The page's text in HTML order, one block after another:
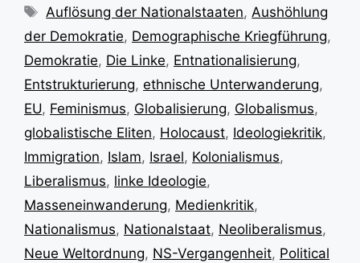
Schlagwörter
Auflösung der Nationalstaaten,Aushöhlung
der Demokratie, Demographische Kriegführung,
Demokratie, Die Linke, Entnationalisierung,
Entstrukturierung, ethnische Unterwanderung,
EU, Feminismus, Globalisierung, Globalismus,
globalistische Eliten, Holocaust, Ideologiekritik,
Immigration, Islam, Israel, Kolonialismus,
Liberalismus, linke Ideologie,
Masseneinwanderung, Medienkritik,
Nationalismus, Nationalstaat, Neoliberalismus,
Neue Weltordnung, NS-Vergangenheit, Political